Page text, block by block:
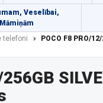
Veselībai,
Māmiņām
telefoni POCO F8 PRO/